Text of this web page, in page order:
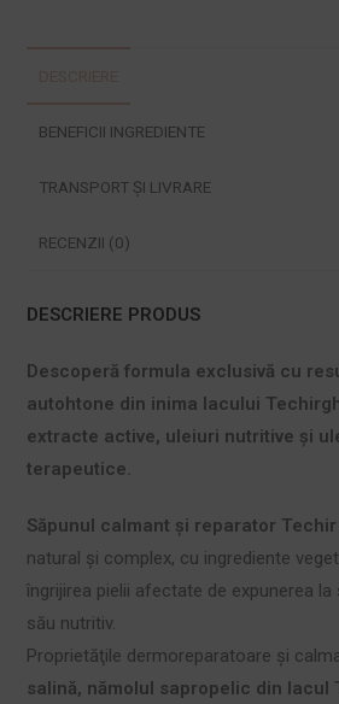
BENEFICII INGREDIENTE
TRANSPORT ȘI LIVRARE
RECENZII (0)
DESCRIERE PRODUS
Descoperă formula exclusivă cu
autohtone din inima lacului
extracte active, uleiuri nutritive şi
terapeutice.
Săpunul calmant şi reparator Techir
natural şi complex, cu ingrediente
îngrijirea pielii afectate de expunerea
său nutritiv.
Proprietăţile dermoreparatoare şi
salină, nămolul sapropelic din lacul